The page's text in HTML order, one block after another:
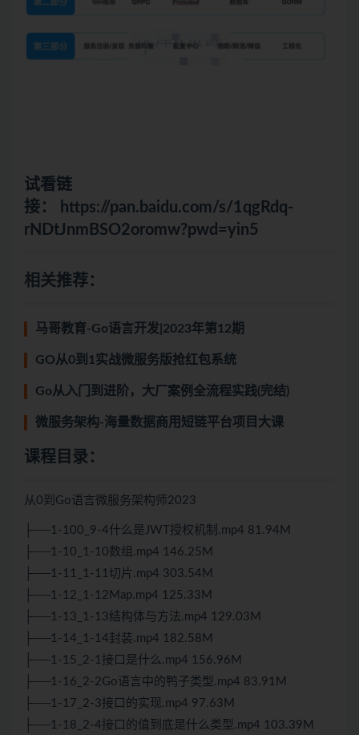
试看链
接：
https://pan.baidu.com/s/1qgRdq-
rNDtJnmBSO2oromw?pwd=yin5
相关推荐：
马哥教育-Go语言开发|2023年第12期
GO从0到1实战微服务版抢红包系统
Go从入门到进阶，大厂案例全流程实践(完结)
微服务架构-海量数据商用短链平台项目大课
课程目录：
从0到Go语言微服务架构师2023
├──1-100_9-4什么是JWT授权机制.mp4 81.94M
├──1-10_1-10数组.mp4 146.25M
├──1-11_1-11切片.mp4 303.54M
├──1-12_1-12Map.mp4 125.33M
├──1-13_1-13结构体与方法.mp4 129.03M
├──1-14_1-14封装.mp4 182.58M
├──1-15_2-1接口是什么.mp4 156.96M
├──1-16_2-2Go语言中的鸭子类型.mp4 83.91M
├──1-17_2-3接口的实现.mp4 97.63M
├──1-18_2-4接口的值到底是什么类型.mp4 103.39M